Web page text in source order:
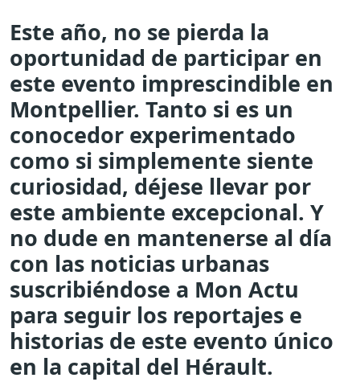
Este año, no se pierda la
oportunidad de participar en
este evento imprescindible en
Montpellier. Tanto si es un
conocedor experimentado
como si simplemente siente
curiosidad, déjese llevar por
este ambiente excepcional. Y
no dude en mantenerse al día
con las noticias urbanas
suscribiéndose a Mon Actu
para seguir los reportajes e
historias de este evento único
en la capital del Hérault.